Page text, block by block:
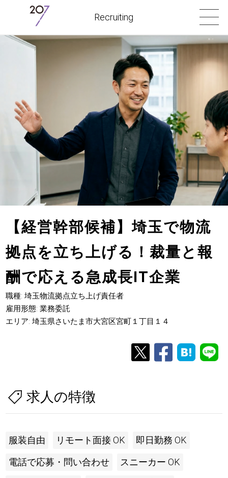
Recruiting
【経営幹部候補】埼玉で物流
拠点を立ち上げる！裁量と報
酬で応える急成長IT企業
職種: 埼玉物流拠点立ち上げ責任者
雇用形態: 業務委託
エリア: 埼玉県さいたま市大宮区宮町１丁目１４
求人の特徴
服装自由 リモート面接 OK 即日勤務 OK
電話で応募・問い合わせ スニーカー OK